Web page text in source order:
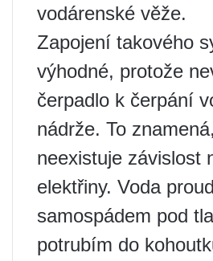
vodárenské věže.
Zapojení takového
výhodné, protože
čerpadlo k čerpání
nádrže. To
neexistuje závislost
elektřiny. Voda
samospádem pod
potrubím do